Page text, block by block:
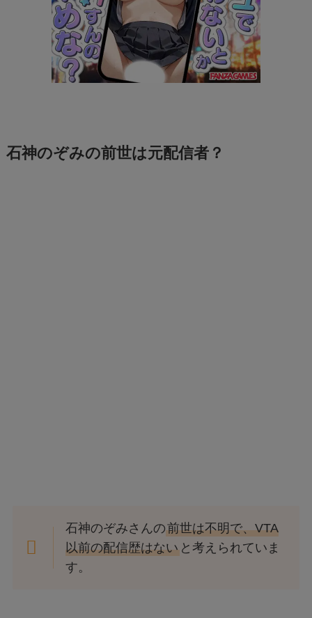
石神のぞみの前世は元配信者？
石神のぞみさんの前世は不明で、VTA
以前の配信歴はない と考えられていま
す。